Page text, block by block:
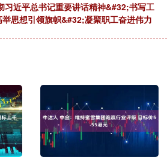
习近平总书记重要讲话精神&#32;书写工
思想引领旗帜&#32;凝聚职工奋进伟力